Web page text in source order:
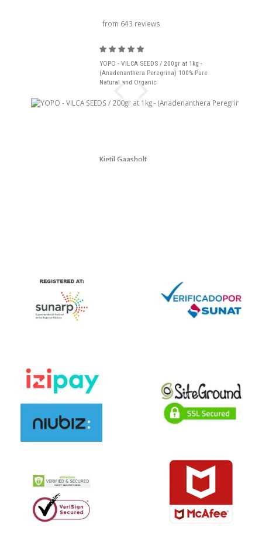
from 643 reviews
YOPO - VILCA SEEDS / 200gr at 1kg -
(Anadenanthera Peregrina) 100% Pure
Natural and Organic
Kjetil Gaasholt